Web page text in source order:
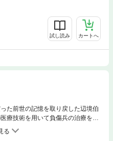
試し読み カートへ
た前世の記憶を取り戻した辺境伯
療技術を用いて負傷兵の治療をは
対立など、問題は山積みで――!?